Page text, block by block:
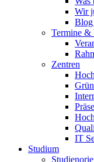
Wir
Blog
Termine &
Zentren
IT
Studium